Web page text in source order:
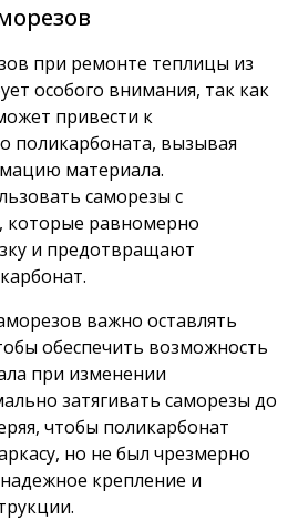
при ремонте теплицы из
особого внимания, так как
привести к
поликарбоната, вызывая
материала.
саморезы с
равномерно
и предотвращают
важно оставлять
обеспечить возможность
при изменении
затягивать саморезы до
чтобы поликарбонат
но не был чрезмерно
крепление и